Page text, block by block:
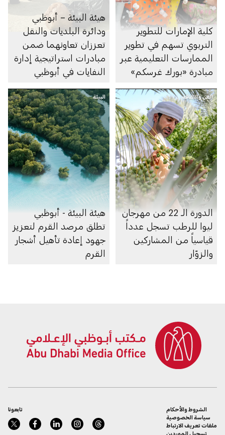
كلية الإمارات للتطوير
التربوي تسهم في تطوير
الممارسات التعليمية عبر
مبادرة «بورك غرسكم»
هيئة البيئة – أبوظبي
ودائرة البلديات والنقل
تعززان تعاونهما ضمن
مبادرات استراتيجية إدارة
النفايات في أبوظبي
الفن والثقافة
الدورة الـ 22 من مهرجان
ليوا للرطب تسجل عدداً
قياسياً من المشاركين
والزوّار
البيئة
هيئة البيئة - أبوظبي
تطلق مرصد القرم لتعزيز
جهود إعادة تأهيل أشجار
القرم
تابعونا
الشروط والأحكام
سياسة الخصوصية
ملفات تعريف الارتباط
تسجيل الموردين